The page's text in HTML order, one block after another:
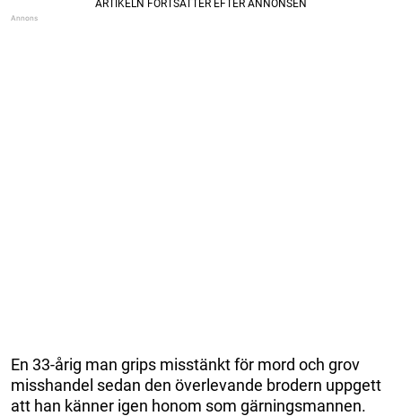
En 33-årig man grips misstänkt för mord och grov
misshandel sedan den överlevande brodern uppgett
att han känner igen honom som gärningsmannen.